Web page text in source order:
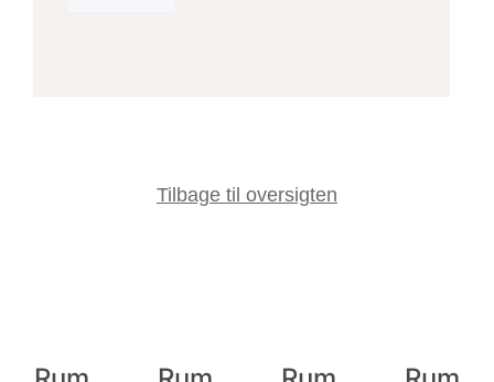
Tilbage til oversigten